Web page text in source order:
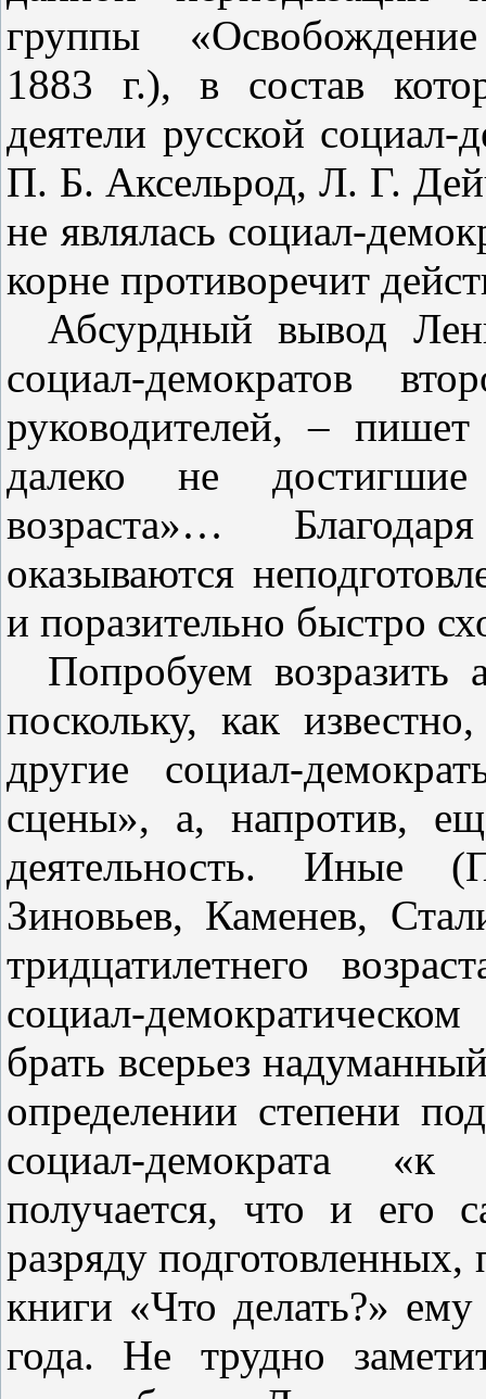
группы
1883 г.), в состав
деятели русской
П. Б. Аксельрод, Л. Г.
не являлась
корне противоречит
Абсурдный вывод
социал‑демократов
руководителей, –
далеко не достигшие
возраста»…
оказываются
и поразительно быстро
Попробуем возразить
поскольку, как
другие
сцены», а, напротив,
деятельность. Иные
Зиновьев, Каменев,
тридцатилетнего
брать всерьез
определении степени
социал‑демократа
получается, что и его
разряду
книги «Что делать?»
года. Не трудно